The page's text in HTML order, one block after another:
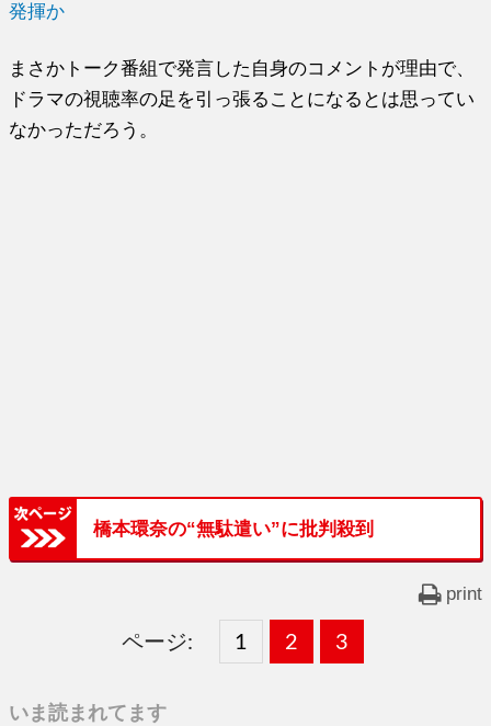
発揮か
まさかトーク番組で発言した自身のコメントが理由で、
ドラマの視聴率の足を引っ張ることになるとは思ってい
なかっただろう。
橋本環奈の“無駄遣い”に批判殺到
print
ページ:
固
1 ,
固
2 ,
固
3
いま読まれてます